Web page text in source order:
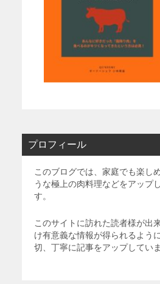
プロフィール
このブログでは、家庭でも楽し
うな極上の肉料理などをアップ
す。
このサイトに訪れた読者様が出
け有意義な情報が得られるよう
切、丁寧に記事をアップしていま